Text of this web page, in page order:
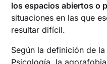
los espacios abiertos o
situaciones en las que
resultar difícil.
Según la definición de